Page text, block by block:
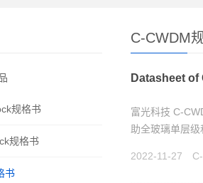
规格书
规格书
书
C-CWDM
Datasheet
富光科技 C-
助全玻璃单层
2022-11-27